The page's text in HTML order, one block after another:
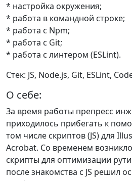
* настройка окружения;
* работа в командной строке;
* работа с Npm;
* работа с Git;
* работа с линтером (ESLint).
Стек: JS, Node.js, Git, ESLint,
О себе:
За время работы препресс
приходилось прибегать к
том числе скриптов (JS) для
Acrobat. Со временем
скрипты для оптимизации
после знакомства с JS решил